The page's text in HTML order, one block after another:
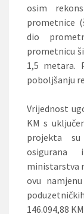
osim
prometnice
dio
prometnicu
1,5 metara.
poboljšanju
Vrijednost
KM s
projekta
osigurana
ministarstva
ovu
146.094,88